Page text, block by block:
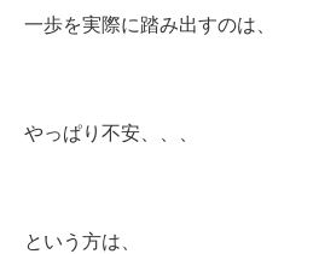
一歩を実際に踏み出すのは、
やっぱり不安、、、
という方は、